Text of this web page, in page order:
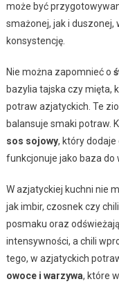
może być
smażonej, jak i
konsystencję.
Nie można zapomnieć o
bazylia tajska czy mięta,
potraw azjatyckich. Te
balansuje smaki potraw.
sos sojowy, który dodaje
funkcjonuje jako baza do
W azjatyckiej kuchni nie
jak imbir, czosnek czy
posmaku oraz
intensywności, a chili
tego, w azjatyckich
owoce i warzywa, które